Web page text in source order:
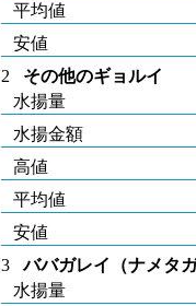
平均値
安値
2
その他のギョルイ
水揚量
水揚金額
高値
平均値
安値
3
ババガレイ（ナメタガ
水揚量